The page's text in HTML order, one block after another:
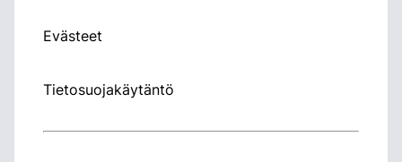
Evästeet
Tietosuojakäytäntö